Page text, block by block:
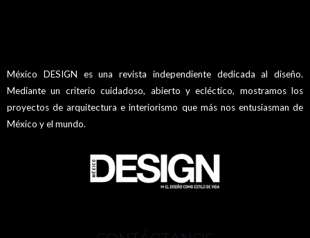
México DESIGN es una revista independiente dedicada al diseño.
Mediante un criterio cuidadoso, abierto y ecléctico, mostramos los
proyectos de arquitectura e interiorismo que más nos entusiasman de
México y el mundo.